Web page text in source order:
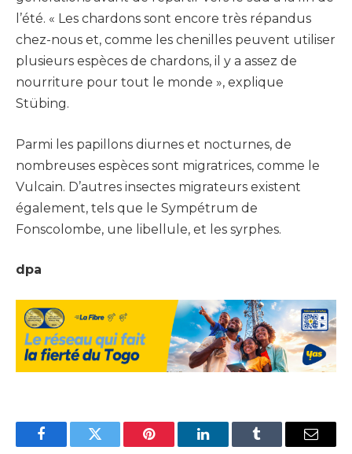
l’été. « Les chardons sont encore très répandus
chez-nous et, comme les chenilles peuvent utiliser
plusieurs espèces de chardons, il y a assez de
nourriture pour tout le monde », explique
Stübing.
Parmi les papillons diurnes et nocturnes, de
nombreuses espèces sont migratrices, comme le
Vulcain. D’autres insectes migrateurs existent
également, tels que le Sympétrum de
Fonscolombe, une libellule, et les syrphes.
dpa
FacebookTwitter Pinterest LinkedInTumblr Email